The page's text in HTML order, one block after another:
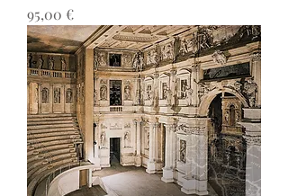
Precio
95,00 €